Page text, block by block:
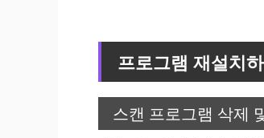
프로그램 재설치
스캔 프로그램 삭제